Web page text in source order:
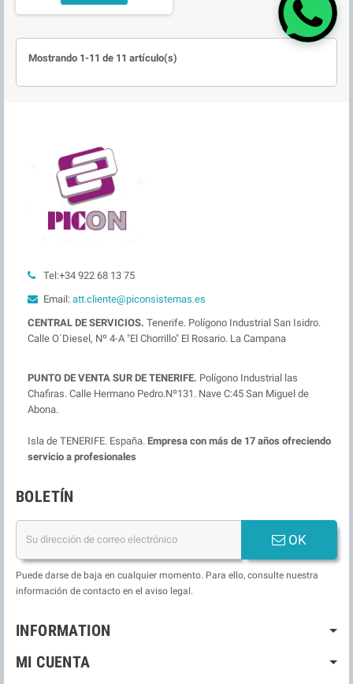
Mostrando 1-11 de 11 artículo(s)
Tel:+34 922 68 13 75
Email: att.cliente@piconsistemas.es
CENTRAL DE SERVICIOS. Tenerife. Polígono Industrial San Isidro.
Calle O´Diesel, Nº 4-A "El Chorrillo" El Rosario. La Campana
PUNTO DE VENTA SUR DE TENERIFE. Polígono Industrial las
Chafiras. Calle Hermano Pedro.Nº131. Nave C:45 San Miguel de
Abona.
Isla de TENERIFE. España. Empresa con más de 17 años ofreciendo
servicio a profesionales
BOLETÍN
OK
Puede darse de baja en cualquier momento. Para ello, consulte nuestra
información de contacto en el aviso legal.
INFORMATION
MI CUENTA